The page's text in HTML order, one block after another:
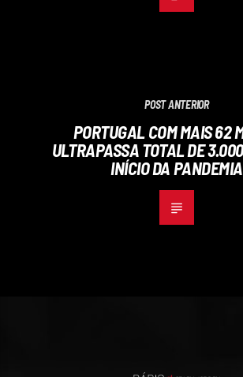
POST ANTERIOR
PORTUGAL COM MAIS 62
ULTRAPASSA TOTAL DE
INÍCIO DA PANDEMIA